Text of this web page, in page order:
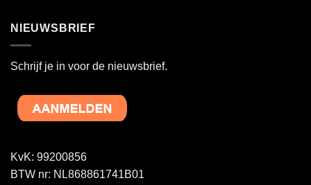
NIEUWSBRIEF
Schrijf je in voor de nieuwsbrief.
KvK: 99200856
BTW nr: NL868861741B01